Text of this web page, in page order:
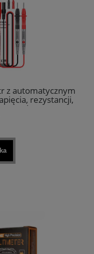
z automatycznym
rezystancji,